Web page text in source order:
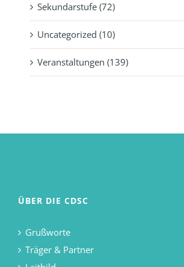
Sekundarstufe (72)
Uncategorized (10)
Veranstaltungen (139)
ÜBER DIE CDSC
Grußworte
Träger & Partner